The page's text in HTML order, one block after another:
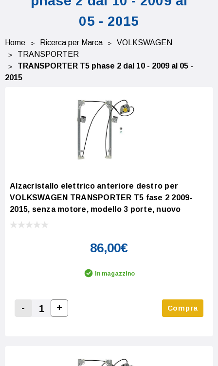
05 - 2015
Home Ricerca per Marca
VOLKSWAGEN
TRANSPORTER
TRANSPORTER T5 phase 2 dal 10 - 2009 al 05 -
2015
Alzacristallo elettrico anteriore destro per
VOLKSWAGEN TRANSPORTER T5 fase 2 2009-
2015, senza motore, modello 3 porte, nuovo
86,00€
In magazzino
Decrease Quantity:
-
Increase Quantity:
+ Compra